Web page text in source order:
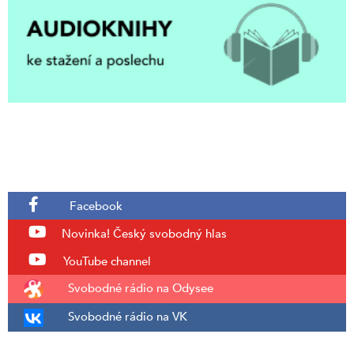
Facebook
Novinka! Český svobodný hlas
YouTube channel
Svobodné rádio na Odysee
Svobodné rádio na VK